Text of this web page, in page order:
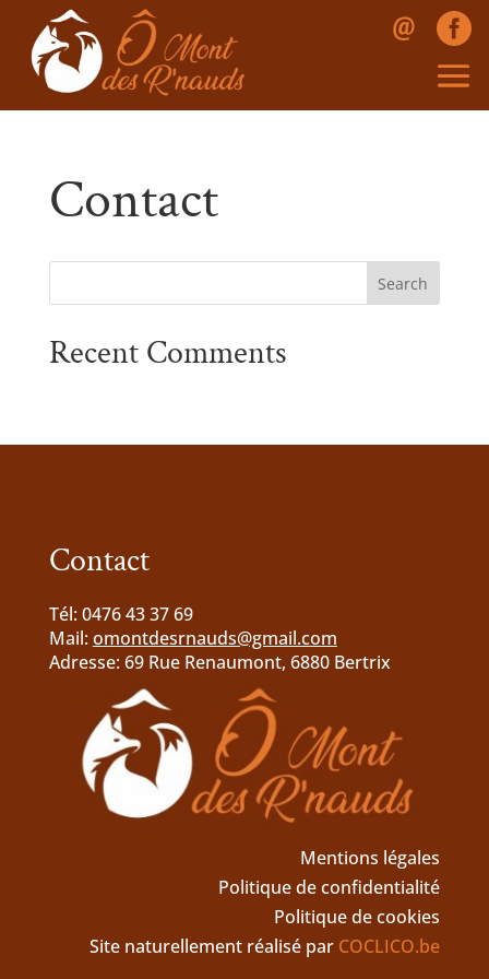
@ 
Contact
Recent Comments
Contact
Tél: 0476 43 37 69
Mail:omontdesrnauds@gmail.com
Adresse: 69 Rue Renaumont, 6880 Bertrix
Mentions légales
Politique de confidentialité
Politique de cookies
Site naturellement réalisé par COCLICO.be